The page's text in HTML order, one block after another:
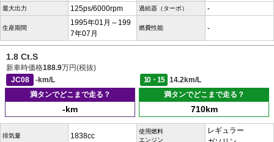
最大出力 125ps/6000rpm 過給器（ターボ） -
生産期間
1995年01月～199
7年07月
燃費性能 -
1.8 Ct.S
新車時価格188.9万円(税抜)
JC08
-km/L 10・15
14.2km/L
満タンでどこまで走る？
-km
満タンでどこまで走る？
710km
排気量 1838cc
使用燃料
エンジン
レギュラー